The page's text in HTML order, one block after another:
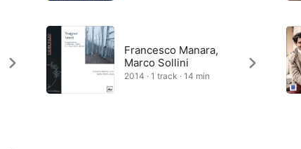
Francesco Manara,
Marco Sollini
2014 · 1 track · 14 min